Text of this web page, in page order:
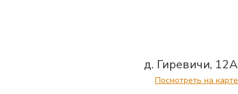
д. Гиревичи, 12А
Посмотреть на карте